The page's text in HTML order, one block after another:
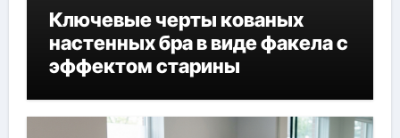
Ключевые черты кованых
настенных бра в виде факела с
эффектом старины